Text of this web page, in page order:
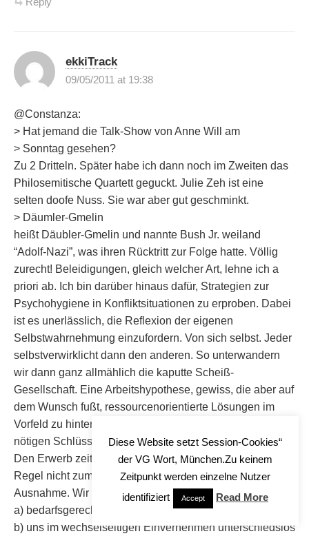
ekkiTrack
09/05/2011 at 19:38
@Constanza:
> Hat jemand die Talk-Show von Anne Will am
> Sonntag gesehen?
Zu 2 Dritteln. Später habe ich dann noch im Zweiten das
Philosemitische Quartett geguckt. Julie Zeh ist eine
selten doofe Nuss. Sie war aber gut geschminkt.
> Däumler-Gmelin
heißt Däubler-Gmelin und nannte Bush Jr. weiland
“Adolf-Nazi”, was ihren Rücktritt zur Folge hatte. Völlig
zurecht! Beleidigungen, gleich welcher Art, lehne ich a
priori ab. Ich bin darüber hinaus dafür, Strategien zur
Psychohygiene in Konfliktsituationen zu erproben. Dabei
ist es unerlässlich, die Reflexion der eigenen
Selbstwahrnehmung einzufordern. Von sich selbst. Jeder
selbstverwirklicht dann den anderen. So unterwandern
wir dann ganz allmählich die kaputte Scheiß-
Gesellschaft. Eine Arbeitshypothese, gewiss, die aber auf
dem Wunsch fußt, ressourcenorientierte Lösungen im
Vorfeld zu hinterfragen. Ich bin u.U. bereit, euch die
nötigen Schlüsselqualifikationen praxisnah zu vermitteln.
Den Erwerb zeitgemäßer Kulturtechniken gibt es in der
Regel nicht zum Nulltarif. Für euch mach ich eine
Ausnahme. Wir sollten…
a) bedarfsgerecht Solidarität üben,
b) uns im wechselseitigen Einvernehmen unterschiedslos
Diese Website setzt Session-Cookies“
der VG Wort, München.Zu keinem
Zeitpunkt werden einzelne Nutzer
identifiziert
Accept Read More